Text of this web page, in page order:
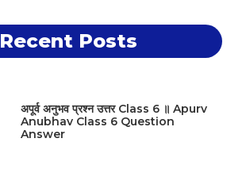
Recent Posts
अपूर्व अनुभव प्रश्न उत्तर Class 6 ॥ Apurv
Anubhav Class 6 Question
Answer